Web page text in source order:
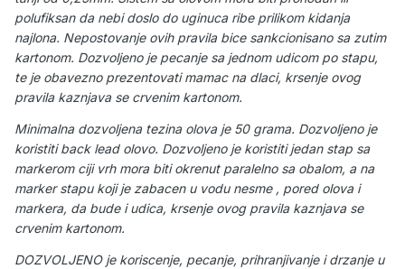
polufiksan da nebi doslo do uginuca ribe prilikom kidanja
najlona. Nepostovanje ovih pravila bice sankcionisano sa zutim
kartonom. Dozvoljeno je pecanje sa jednom udicom po stapu,
te je obavezno prezentovati mamac na dlaci, krsenje ovog
pravila kaznjava se crvenim kartonom.
Minimalna dozvoljena tezina olova je 50 grama. Dozvoljeno je
koristiti back lead olovo. Dozvoljeno je koristiti jedan stap sa
markerom ciji vrh mora biti okrenut paralelno sa obalom, a na
marker stapu koji je zabacen u vodu nesme , pored olova i
markera, da bude i udica, krsenje ovog pravila kaznjava se
crvenim kartonom.
DOZVOLJENO je koriscenje, pecanje, prihranjivanje i drzanje u